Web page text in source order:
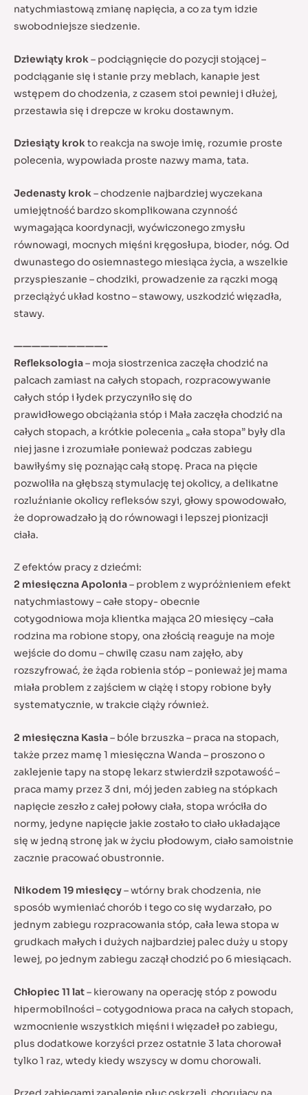
natychmiastową zmianę napięcia, a co za tym idzie
swobodniejsze siedzenie.
Dziewiąty krok– podciągnięcie do pozycji stojącej –
podciąganie się i stanie przy meblach, kanapie jest
wstępem do chodzenia, z czasem stoi pewniej i dłużej,
przestawia się i drepcze w kroku dostawnym.
Dziesiąty krokto reakcja na swoje imię, rozumie proste
polecenia, wypowiada proste nazwy mama, tata.
Jedenasty krok– chodzenie najbardziej wyczekana
umiejętność bardzo skomplikowana czynność
wymagająca koordynacji, wyćwiczonego zmysłu
równowagi, mocnych mięśni kręgosłupa, bioder, nóg. Od
dwunastego do osiemnastego miesiąca życia, a wszelkie
przyspieszanie – chodziki, prowadzenie za rączki mogą
przeciążyć układ kostno – stawowy, uszkodzić więzadła,
stawy.
——————————-
Refleksologia– moja siostrzenica zaczęła chodzić na
palcach zamiast na całych stopach, rozpracowywanie
całych stóp i łydek przyczyniło się do
prawidłowego obciążania stóp i Mała zaczęła chodzić na
całych stopach, a krótkie polecenia „ cała stopa” były dla
niej jasne i zrozumiałe ponieważ podczas zabiegu
bawiłyśmy się poznając całą stopę. Praca na pięcie
pozwoliła na głębszą stymulację tej okolicy, a delikatne
rozluźnianie okolicy refleksów szyi, głowy spowodowało,
że doprowadzało ją do równowagi i lepszej pionizacji
ciała.
Z efektów pracy z dziećmi:
2 miesięczna Apolonia– problem z wypróżnieniem efekt
natychmiastowy – całe stopy- obecnie
cotygodniowa moja klientka mająca 20 miesięcy –cała
rodzina ma robione stopy, ona złością reaguje na moje
wejście do domu – chwilę czasu nam zajęło, aby
rozszyfrować, że żąda robienia stóp – ponieważ jej mama
miała problem z zajściem w ciążę i stopy robione były
systematycznie, w trakcie ciąży również.
2 miesięczna Kasia– bóle brzuszka – praca na stopach,
także przez mamę 1 miesięczna Wanda – proszono o
zaklejenie tapy na stopę lekarz stwierdził szpotawość –
praca mamy przez 3 dni, mój jeden zabieg na stópkach
napięcie zeszło z całej połowy ciała, stopa wróciła do
normy, jedyne napięcie jakie zostało to ciało układające
się w jedną stronę jak w życiu płodowym, ciało samoistnie
zacznie pracować obustronnie.
Nikodem 19 miesięcy– wtórny brak chodzenia, nie
sposób wymieniać chorób i tego co się wydarzało, po
jednym zabiegu rozpracowania stóp, cała lewa stopa w
grudkach małych i dużych najbardziej palec duży u stopy
lewej, po jednym zabiegu zaczął chodzić po 6 miesiącach.
Chłopiec 11 lat– kierowany na operację stóp z powodu
hipermobilności – cotygodniowa praca na całych stopach,
wzmocnienie wszystkich mięśni i więzadeł po zabiegu,
plus dodatkowe korzyści przez ostatnie 3 lata chorował
tylko 1 raz, wtedy kiedy wszyscy w domu chorowali.